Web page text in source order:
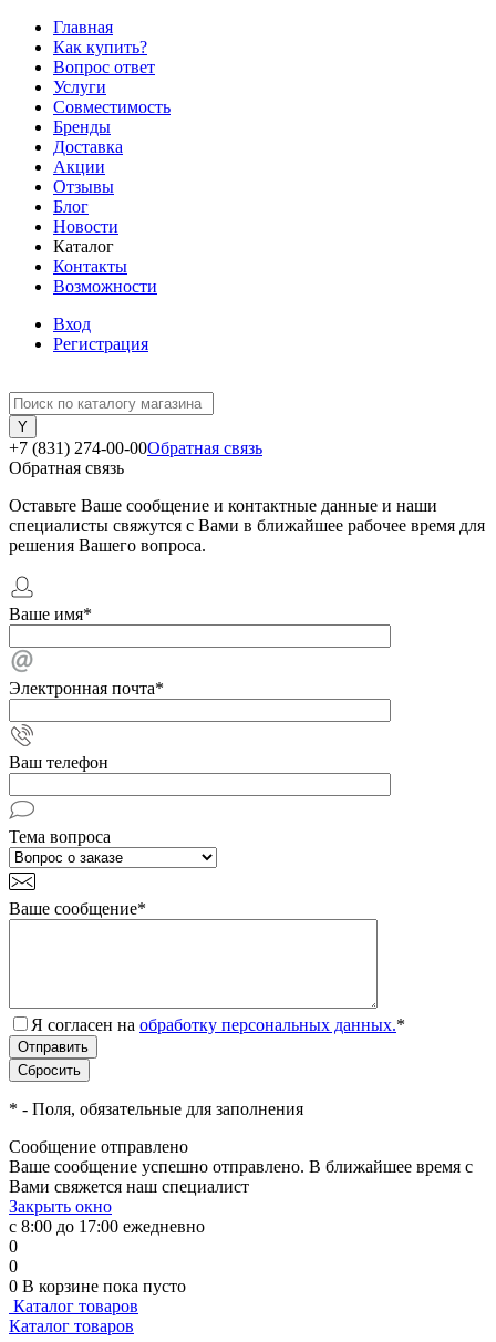
Главная
Как купить?
Вопрос ответ
Услуги
Совместимость
Бренды
Доставка
Акции
Отзывы
Блог
Новости
Каталог
Контакты
Возможности
Вход
Регистрация
+7 (831) 274-00-00Обратная связь
Обратная связь
Оставьте Ваше сообщение и контактные данные и наши
специалисты свяжутся с Вами в ближайшее рабочее время для
решения Вашего вопроса.
Ваше имя*
Электронная почта*
Ваш телефон
Тема вопроса
Ваше сообщение*
Я согласен на обработку персональных данных.*
* - Поля, обязательные для заполнения
Сообщение отправлено
Ваше сообщение успешно отправлено. В ближайшее время с
Вами свяжется наш специалист
Закрыть окно
с 8:00 до 17:00 ежедневно
0
0
0 В корзине пока пусто
Каталог товаров
Каталог товаров